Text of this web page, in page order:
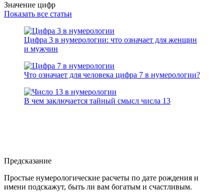
Значение цифр
Показать все статьи
Цифра 3 в нумерологии: что означает для женщин
и мужчин
Что означает для человека цифра 7 в нумерологии?
В чем заключается тайный смысл числа 13
Предсказание
Простые нумерологические расчеты по дате рождения и
имени подскажут, быть ли вам богатым и счастливым.